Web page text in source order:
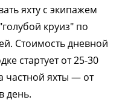
яхту с экипажем
круиз" по
Стоимость дневной
стартует от 25-30
частной яхты — от
день.